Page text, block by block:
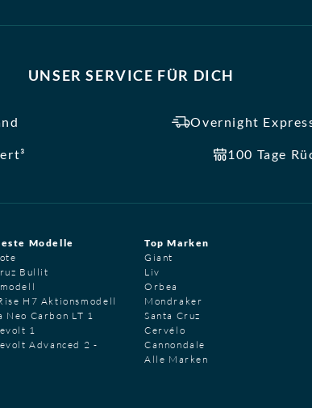
UNSER SERVICE FÜR DICH
Overnight
100 Tage
Modelle
Bullit
H7 Aktionsmodell
Neo Carbon LT 1
1
Advanced 2 -
Top Marken
Giant
Liv
Orbea
Mondraker
Santa Cruz
Cervélo
Cannondale
Alle Marken